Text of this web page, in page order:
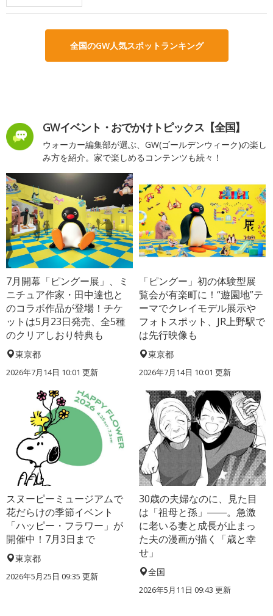
全国のGW人気スポットランキング
GWイベント・おでかけトピックス【全国】
ウォーカー編集部が選ぶ、GW(ゴールデンウィーク)の楽し
み方を紹介。家で楽しめるコンテンツも続々！
7月開幕「ピングー展」、ミ
ニチュア作家・田中達也と
のコラボ作品が登場！チケ
ットは5月23日発売、全5種
のクリアしおり特典も
東京都
2026年7月14日 10:01 更新
「ピングー」初の体験型展
覧会が有楽町に！“遊園地”テ
ーマでクレイモデル展示や
フォトスポット、JR上野駅で
は先行映像も
東京都
2026年7月14日 10:01 更新
スヌーピーミュージアムで
花だらけの季節イベント
「ハッピー・フラワー」が
開催中！7月3日まで
東京都
2026年5月25日 09:35 更新
30歳の夫婦なのに、見た目
は「祖母と孫」――。急激
に老いる妻と成長が止まっ
た夫の漫画が描く「歳と幸
せ」
全国
2026年5月11日 09:43 更新